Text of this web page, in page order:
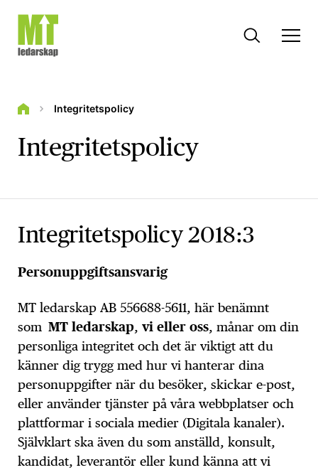
Integritetspolicy
Integritetspolicy
Integritetspolicy 2018:3
Personuppgiftsansvarig
MT ledarskap AB 556688-5611, här benämnt
som MT ledarskap, vi eller oss, månar om din
personliga integritet och det är viktigt att du
känner dig trygg med hur vi hanterar dina
personuppgifter när du besöker, skickar e-post,
eller använder tjänster på våra webbplatser och
plattformar i sociala medier (Digitala kanaler).
Självklart ska även du som anställd, konsult,
kandidat, leverantör eller kund känna att vi